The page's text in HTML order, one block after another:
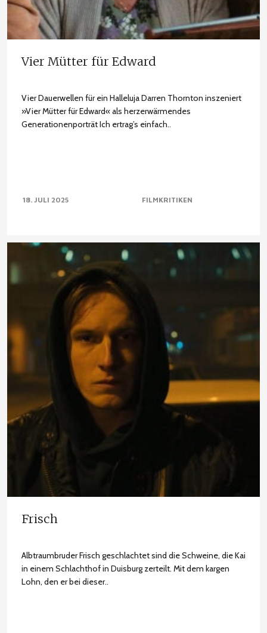
Vier Mütter für Edward
Vier Dauerwellen für ein Halleluja Darren Thornton inszeniert
»Vier Mütter für Edward« als herzerwärmendes
Generationenporträt Ich ertrag’s einfach..
18. JULI 2025 FILMKRITIKEN
Frisch
Albtraumbruder Frisch geschlachtet sind die Schweine, die Kai
in einem Schlachthof in Duisburg zerteilt. Mit dem kargen
Lohn, den er bei dieser..